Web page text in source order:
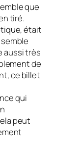
que
tiré.
était
aussi très
de
ce billet
qui
peut